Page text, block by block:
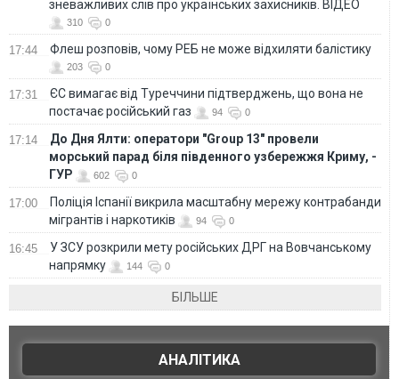
зневажливих слів про українських захисників. ВІДЕО
310 0
17:44 Флеш розповів, чому РЕБ не може відхиляти балістику
203 0
17:31
ЄС вимагає від Туреччини підтверджень, що вона не
постачає російський газ
94 0
17:14
До Дня Ялти: оператори "Group 13" провели
морський парад біля південного узбережжя Криму, -
ГУР
602 0
17:00
Поліція Іспанії викрила масштабну мережу контрабанди
мігрантів і наркотиків
94 0
16:45
У ЗСУ розкрили мету російських ДРГ на Вовчанському
напрямку
144 0
БІЛЬШЕ
АНАЛІТИКА